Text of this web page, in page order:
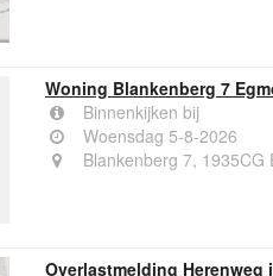
Woning Blankenberg 7
Binnenkijken bij
Woensdag 5-8-2026
Blankenberg 7, 1935CG
Overlastmelding Herenweg